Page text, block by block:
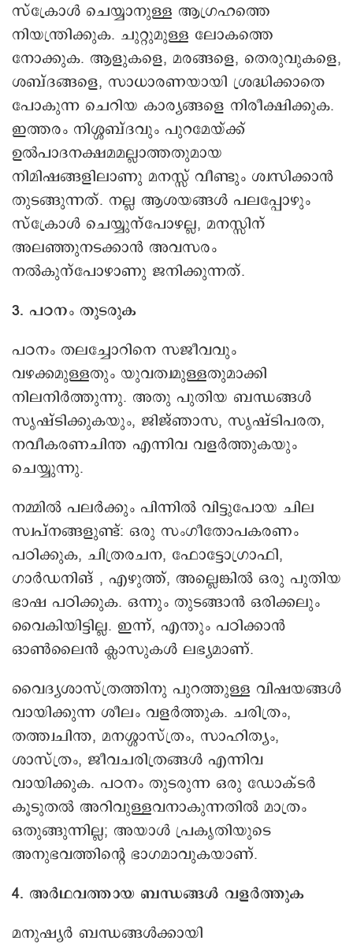
സ്ക്രോൾ ചെയ്യാനുള്ള ആഗ്രഹത്തെ
നിയന്ത്രിക്കുക. ചുറ്റുമുള്ള ലോകത്തെ
നോക്കുക. ആളുകളെ, മരങ്ങളെ, തെരുവുകളെ,
ശബ്ദങ്ങളെ, സാധാരണയായി ശ്രദ്ധിക്കാതെ
പോകുന്ന ചെറിയ കാര്യങ്ങളെ നിരീക്ഷിക്കുക.
ഇത്തരം നിശ്ശബ്ദവും പുറമേയ്ക്ക്
ഉൽപാദനക്ഷമമല്ലാത്തതുമായ
നിമിഷങ്ങളിലാണു മനസ്സ് വീണ്ടും ശ്വസിക്കാൻ
തുടങ്ങുന്നത്. നല്ല ആശയങ്ങൾ പലപ്പോഴും
സ്ക്രോൾ ചെയ്യുന്പോഴല്ല, മനസ്സിന്
അലഞ്ഞുനടക്കാൻ അവസരം
നൽകുന്പോഴാണു ജനിക്കുന്നത്.
3. പഠനം തുടരുക
പഠനം തലച്ചോറിനെ സജീവവും
വഴക്കമുള്ളതും യുവത്വമുള്ളതുമാക്കി
നിലനിർത്തുന്നു. അതു പുതിയ ബന്ധങ്ങൾ
സൃഷ്ടിക്കുകയും, ജിജ്ഞാസ, സൃഷ്ടിപരത,
നവീകരണചിന്ത എന്നിവ വളർത്തുകയും
ചെയ്യുന്നു.
നമ്മിൽ പലർക്കും പിന്നിൽ വിട്ടുപോയ ചില
സ്വപ്നങ്ങളുണ്ട്: ഒരു സംഗീതോപകരണം
പഠിക്കുക, ചിത്രരചന, ഫോട്ടോഗ്രാഫി,
ഗാർഡനിങ് , എഴുത്ത്, അല്ലെങ്കിൽ ഒരു പുതിയ
ഭാഷ പഠിക്കുക. ഒന്നും തുടങ്ങാൻ ഒരിക്കലും
വൈകിയിട്ടില്ല. ഇന്ന്, എന്തും പഠിക്കാൻ
ഓൺലൈൻ ക്ലാസുകൾ ലഭ്യമാണ്.
വൈദ്യശാസ്ത്രത്തിനു പുറത്തുള്ള വിഷയങ്ങൾ
വായിക്കുന്ന ശീലം വളർത്തുക. ചരിത്രം,
തത്ത്വചിന്ത, മനശ്ശാസ്ത്രം, സാഹിത്യം,
ശാസ്ത്രം, ജീവചരിത്രങ്ങൾ എന്നിവ
വായിക്കുക. പഠനം തുടരുന്ന ഒരു ഡോക്ടർ
കൂടുതൽ അറിവുള്ളവനാകുന്നതിൽ മാത്രം
ഒതുങ്ങുന്നില്ല; അയാൾ പ്രകൃതിയുടെ
അനുഭവത്തിന്റെ ഭാഗമാവുകയാണ്.
4. അർഥവത്തായ ബന്ധങ്ങൾ വളർത്തുക
മനുഷ്യർ ബന്ധങ്ങൾക്കായി